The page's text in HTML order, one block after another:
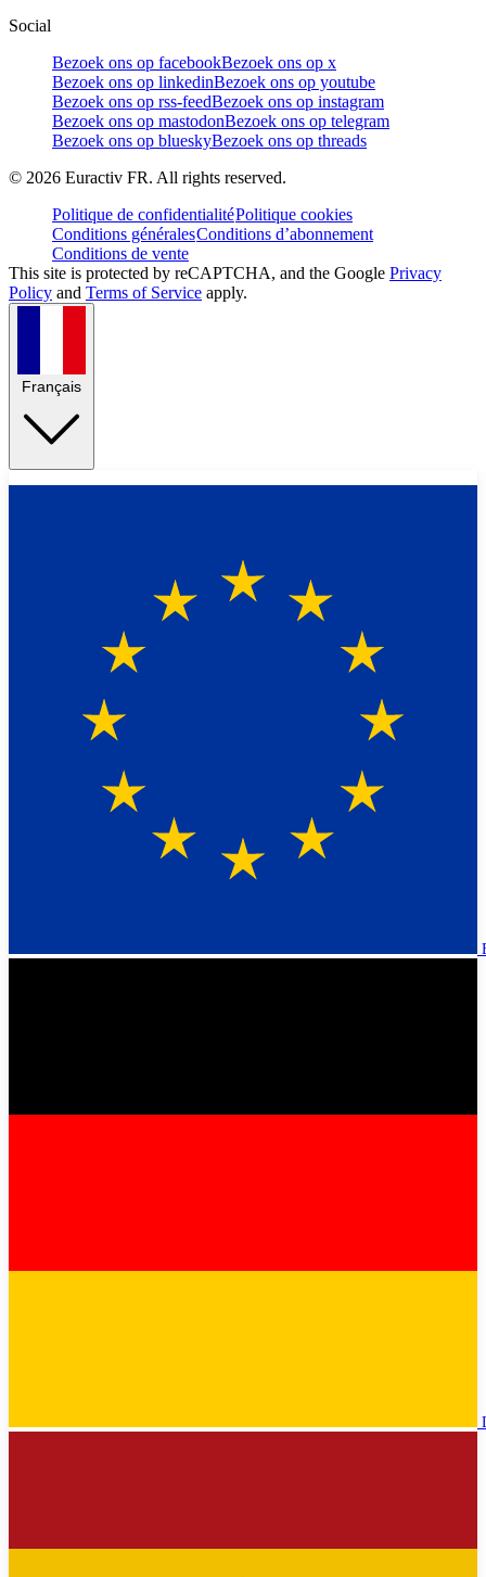
Social
Bezoek ons op facebookBezoek ons op x
Bezoek ons op linkedinBezoek ons op youtube
Bezoek ons op rss-feedBezoek ons op instagram
Bezoek ons op mastodonBezoek ons op telegram
Bezoek ons op blueskyBezoek ons op threads
© 2026 Euractiv FR. All rights reserved.
Politique de confidentialitéPolitique cookies
Conditions généralesConditions d’abonnement
Conditions de vente
This site is protected by reCAPTCHA, and the Google Privacy
Policy and Terms of Service apply.
Français